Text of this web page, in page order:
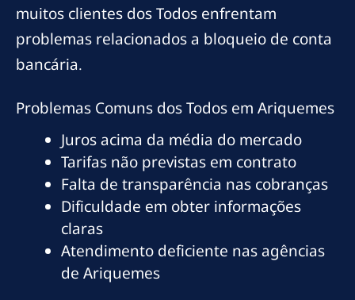
muitos clientes dos Todos enfrentam
problemas relacionados a bloqueio de conta
bancária.
Problemas Comuns dos Todos em Ariquemes
Juros acima da média do mercado
Tarifas não previstas em contrato
Falta de transparência nas cobranças
Dificuldade em obter informações
claras
Atendimento deficiente nas agências
de Ariquemes